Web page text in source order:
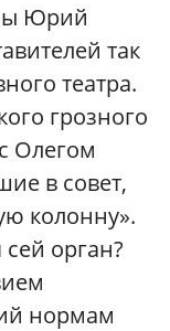
Юрий
так
театра.
грозного
Олегом
в совет,
колонну».
орган?
нормам